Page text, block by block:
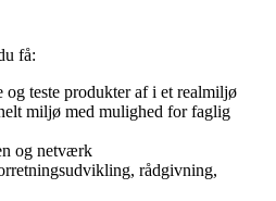
få:
teste produkter af i et realmiljø
miljø med mulighed for faglig
og netværk
rådgivning,